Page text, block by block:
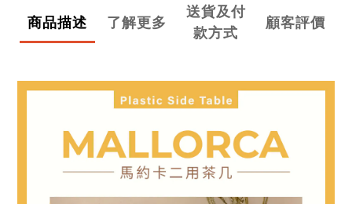
商品描述 了解更多
送貨及付
款方式
顧客評價